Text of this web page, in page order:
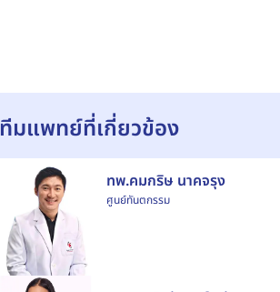
ทีมแพทย์ที่เกี่ยวข้อง
ทพ.คมกริษ นาคจรุง
ศูนย์ทันตกรรม